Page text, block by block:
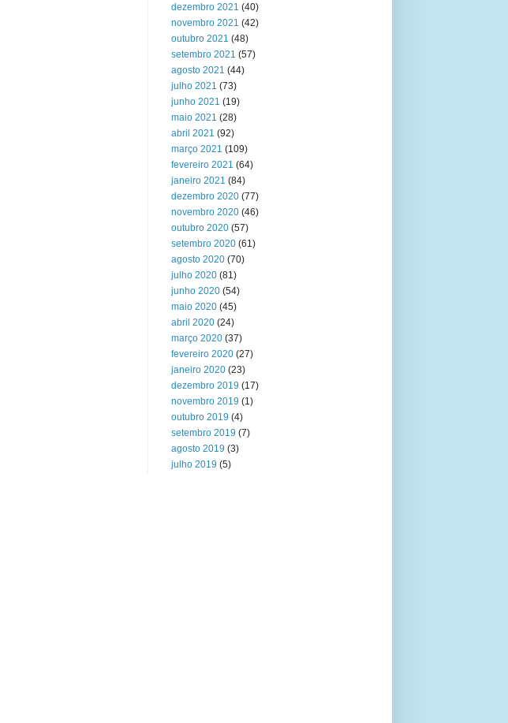
dezembro 2021 (40)
novembro 2021 (42)
outubro 2021 (48)
setembro 2021 (57)
agosto 2021 (44)
julho 2021 (73)
junho 2021 (19)
maio 2021 (28)
abril 2021 (92)
março 2021 (109)
fevereiro 2021 (64)
janeiro 2021 (84)
dezembro 2020 (77)
novembro 2020 (46)
outubro 2020 (57)
setembro 2020 (61)
agosto 2020 (70)
julho 2020 (81)
junho 2020 (54)
maio 2020 (45)
abril 2020 (24)
março 2020 (37)
fevereiro 2020 (27)
janeiro 2020 (23)
dezembro 2019 (17)
novembro 2019 (1)
outubro 2019 (4)
setembro 2019 (7)
agosto 2019 (3)
julho 2019 (5)